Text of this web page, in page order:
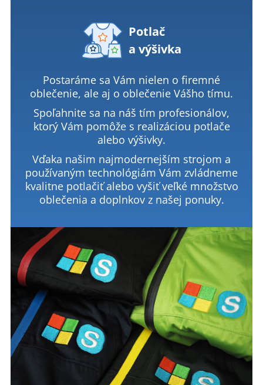
Potlač
a výšivka
Postaráme sa Vám nielen o firemné
oblečenie, ale aj o oblečenie Vášho tímu.
Spoľahnite sa na náš tím profesionálov,
ktorý Vám pomôže s realizáciou potlače
alebo výšivky.
Vďaka našim najmodernejším strojom a
používaným technológiám Vám zvládneme
kvalitne potlačiť alebo vyšiť veľké množstvo
oblečenia a doplnkov z našej ponuky.